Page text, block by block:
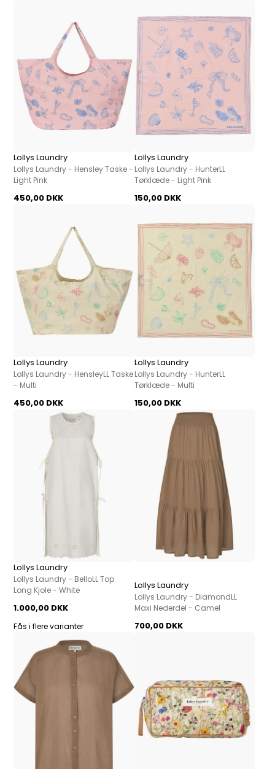
Lollys Laundry
Lollys Laundry - Hensley Taske -
Light Pink
450,00 DKK
Lollys Laundry
Lollys Laundry - HunterLL
Tørklæde - Light Pink
150,00 DKK
Lollys Laundry
Lollys Laundry - HensleyLL Taske
- Multi
450,00 DKK
Lollys Laundry
Lollys Laundry - HunterLL
Tørklæde - Multi
150,00 DKK
Lollys Laundry
Lollys Laundry - BelloLL Top
Long Kjole - White
1.000,00 DKK
Fås i flere varianter
Lollys Laundry
Lollys Laundry - DiamondLL
Maxi Nederdel - Camel
700,00 DKK